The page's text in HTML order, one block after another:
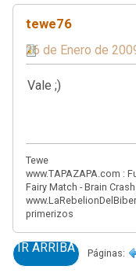
tewe76
26 de Enero de
Vale ;)
Tewe
www.TAPAZAPA.com :
Fairy Match - Brain Crash
primerizos
IR ARRIBA Páginas